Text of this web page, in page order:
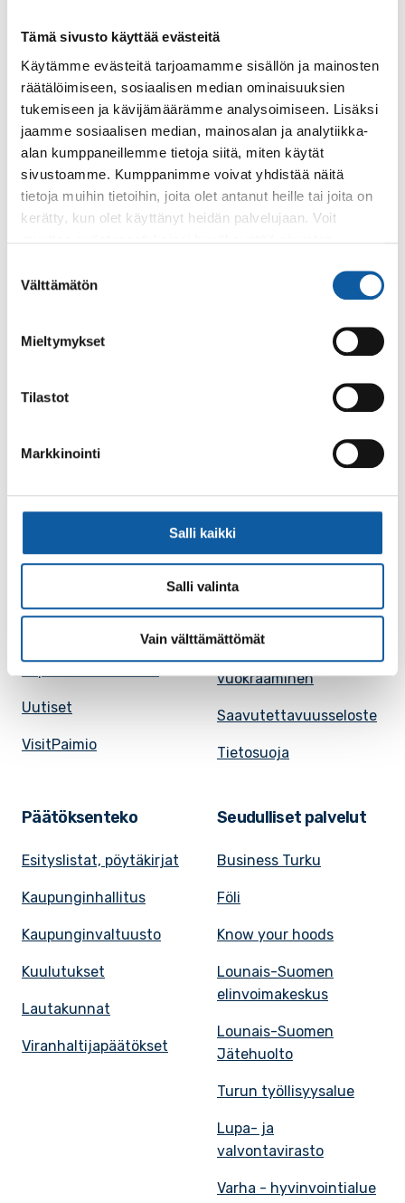
Tämä sivusto käyttää evästeitä
Käytämme evästeitä tarjoamamme sisällön ja mainosten
räätälöimiseen, sosiaalisen median ominaisuuksien
tukemiseen ja kävijämäärämme analysoimiseen. Lisäksi
jaamme sosiaalisen median, mainosalan ja analytiikka-
alan kumppaneillemme tietoja siitä, miten käytät
sivustoamme. Kumppanimme voivat yhdistää näitä
tietoja muihin tietoihin, joita olet antanut heille tai joita on
kerätty, kun olet käyttänyt heidän palvelujaan. Voit
valinta
Välttämätön
Mieltymykset
Tilastot
Markkinointi
Salli kaikki
Salli valinta
Vain välttämättömät
Käyntiosoite: Vistantie 18
Postiosoite: PL 50, 21531 PAIMIO
Vaihde: (02) 474 511
Sähköposti:paimio.kaupunki@paimio.fi
Paimio-tieto
Tietoa Paimiosta
Kuntakortti
Paimion mediapankki
SunPaimio -
Uutiset
VisitPaimio
Evästeasetukset
Kaupungille osoitetut
laskut
Kokoustilojen
vuokraaminen
Saavutettavuusseloste
Tietosuoja
Päätöksenteko
Esityslistat, pöytäkirjat
Kaupunginhallitus
Kaupunginvaltuusto
Kuulutukset
Lautakunnat
Viranhaltijapäätökset
Seudulliset palvelut
Business Turku
Föli
Know your hoods
Lounais-Suomen
elinvoimakeskus
Lounais-Suomen
Jätehuolto
Turun työllisyysalue
Lupa- ja
valvontavirasto
Varha - hyvinvointialue